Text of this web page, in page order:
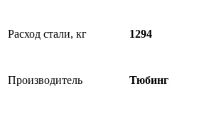
Расход стали, кг 1294
Производитель Тюбинг